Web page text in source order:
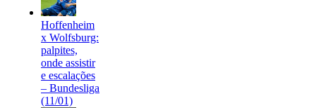
Hoffenheim
x Wolfsburg:
palpites,
onde assistir
e escalações
– Bundesliga
(11/01)